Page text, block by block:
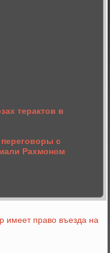
терактов в
с
Рахмоном
имеет право въезда на